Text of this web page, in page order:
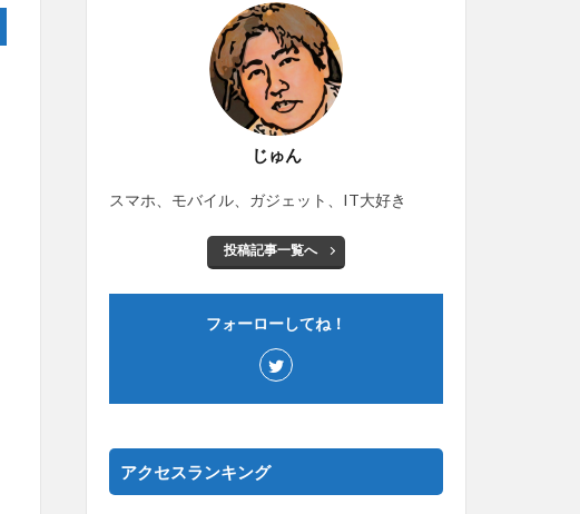
じゅん
スマホ、モバイル、ガジェット、IT大好き
投稿記事一覧へ
フォーローしてね！
アクセスランキング